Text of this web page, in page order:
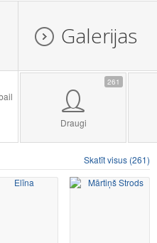
Galerijas
261
Draugi
Skatīt visus (261)